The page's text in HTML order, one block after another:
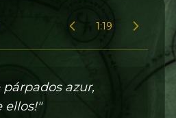
1:19
párpados azur,
ellos!"